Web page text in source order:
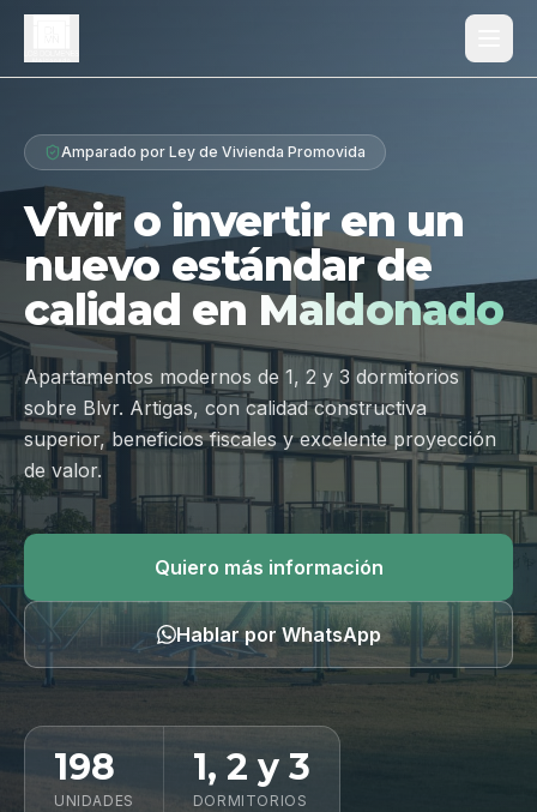
Proyecto
Diferenciales
Tipologías
Galería
Ubicación
Contacto
Hablar por WhatsApp
Amparado por Ley de Vivienda Promovida
Vivir o invertir en un
nuevo estándar de
calidad en Maldonado
Apartamentos modernos de 1, 2 y 3 dormitorios
sobre Blvr. Artigas, con calidad constructiva
superior, beneficios fiscales y excelente proyección
de valor.
Quiero más información
Hablar por WhatsApp
198
UNIDADES
1, 2 y 3
DORMITORIOS